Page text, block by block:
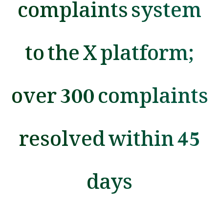
to the X platform;
over 300 complaints
resolved within 45
days